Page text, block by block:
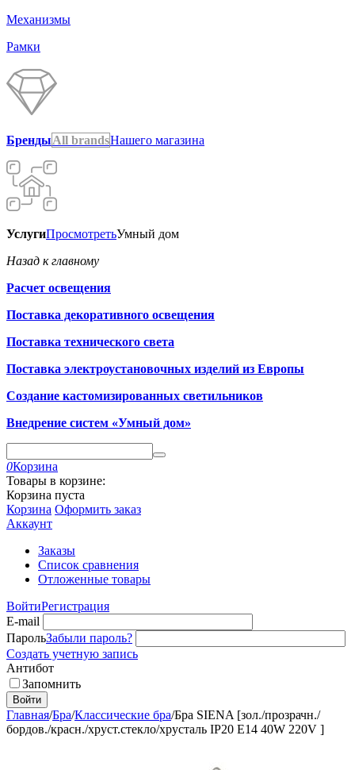
Механизмы
Рамки
БрендыAll brandsНашего магазина
УслугиПросмотретьУмный дом
Назад к главному
Расчет освещения
Поставка декоративного освещения
Поставка технического света
Поставка электроустановочных изделий из Европы
Создание кастомизированных светильников
Внедрение систем «Умный дом»
0Корзина
Товары в корзине:
Корзина пуста
Корзина Оформить заказ
Аккаунт
Заказы
Список сравнения
Отложенные товары
ВойтиРегистрация
E-mail
ПарольЗабыли пароль?
Создать учетную запись
Антибот
Запомнить
Войти
Главная/Бра/Классические бра/Бра SIENA [зол./прозрачн./
бордов./красн./хруст.стекло/хрусталь IP20 E14 40W 220V ]